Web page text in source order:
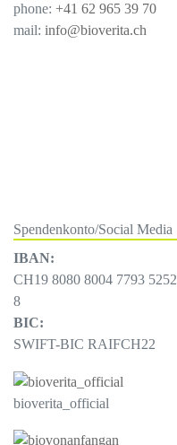
phone: +41 62 965 39 70
mail: info@bioverita.ch
Spendenkonto/Social Media
IBAN:
CH19 8080 8004 7793 5252
8
BIC:
SWIFT-BIC RAIFCH22
bioverita_official